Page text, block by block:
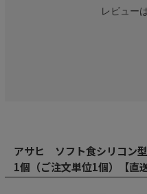
レビュー
アサヒ ソフト食シリコン
1個（ご注文単位1個）【直